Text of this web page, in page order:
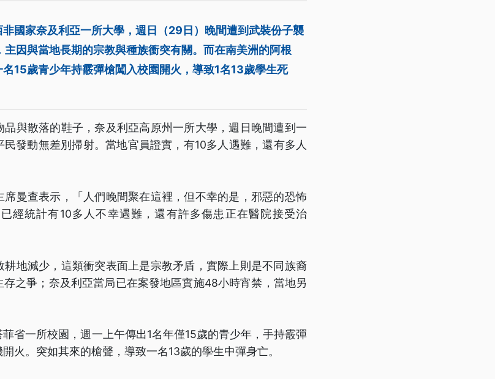
國家奈及利亞一所大學，週日（29日）晚間遭到武裝份子襲
因與當地長期的宗教與種族衝突有關。而在南美洲的阿根
15歲青少年持霰彈槍闖入校園開火，導致1名13歲學生死
與散落的鞋子，奈及利亞高原州一所大學，週日晚間遭到一
發動無差別掃射。當地官員證實，有10多人遇難，還有多人
曼查表示，「人們晚間聚在這裡，但不幸的是，邪惡的恐怖
經統計有10多人不幸遇難，還有許多傷患正在醫院接受治
地減少，這類衝突表面上是宗教矛盾，實際上則是不同族裔
之爭；奈及利亞當局已在案發地區實施48小時宵禁，當地另
省一所校園，週一上午傳出1名年僅15歲的青少年，手持霰彈
火。突如其來的槍聲，導致一名13歲的學生中彈身亡。